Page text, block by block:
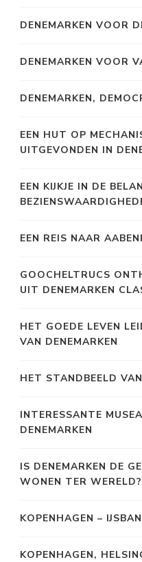
DENEMARKEN VOOR
DENEMARKEN VOOR
DENEMARKEN,
EEN HUT OP
UITGEVONDEN IN
EEN KIJKJE IN DE
EEN REIS NAAR
GOOCHELTRUCS
UIT DENEMARKEN
HET GOEDE LEVEN
VAN DENEMARKEN
HET STANDBEELD
INTERESSANTE
DENEMARKEN
IS DENEMARKEN DE
WONEN TER WERELD?
KOPENHAGEN –
KOPENHAGEN,